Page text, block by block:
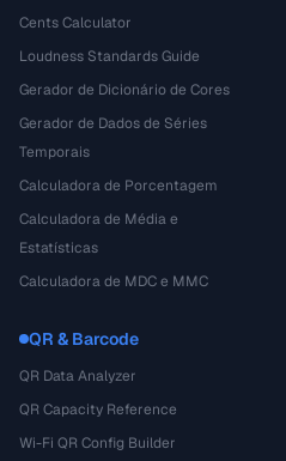
Cents Calculator
Loudness Standards Guide
Gerador de Dicionário de Cores
Gerador de Dados de Séries
Temporais
Calculadora de Porcentagem
Calculadora de Média e
Estatísticas
Calculadora de MDC e MMC
QR & Barcode
QR Data Analyzer
QR Capacity Reference
Wi-Fi QR Config Builder